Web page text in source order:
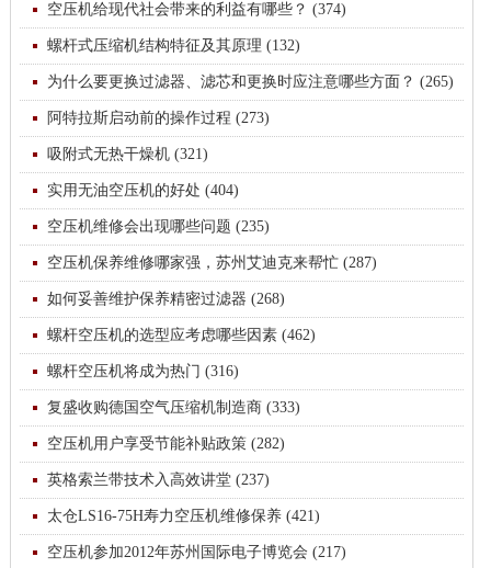
空压机给现代社会带来的利益有哪些？ (374)
螺杆式压缩机结构特征及其原理 (132)
为什么要更换过滤器、滤芯和更换时应注意哪些方面？ (265)
阿特拉斯启动前的操作过程 (273)
吸附式无热干燥机 (321)
实用无油空压机的好处 (404)
空压机维修会出现哪些问题 (235)
空压机保养维修哪家强，苏州艾迪克来帮忙 (287)
如何妥善维护保养精密过滤器 (268)
螺杆空压机的选型应考虑哪些因素 (462)
螺杆空压机将成为热门 (316)
复盛收购德国空气压缩机制造商 (333)
空压机用户享受节能补贴政策 (282)
英格索兰带技术入高效讲堂 (237)
太仓LS16-75H寿力空压机维修保养 (421)
空压机参加2012年苏州国际电子博览会 (217)